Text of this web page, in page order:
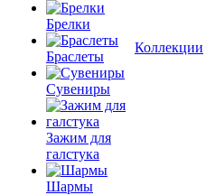
Брелки
Браслеты
Сувениры
Зажим для
галстука
Шармы
Коллекции